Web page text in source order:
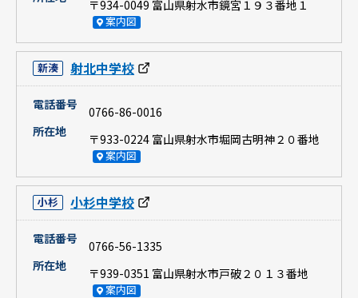
〒934-0049 富山県射水市鏡宮１９３番地１
案内図
新湊 射北中学校
電話番号
0766-86-0016
所在地
〒933-0224 富山県射水市堀岡古明神２０番地
案内図
小杉 小杉中学校
電話番号
0766-56-1335
所在地
〒939-0351 富山県射水市戸破２０１３番地
案内図